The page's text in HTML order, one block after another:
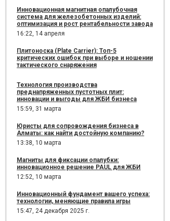
Инновационная магнитная опалубочная
система для железобетонных изделий:
оптимизация и рост рентабельности завода
16:22, 14 апреля
Плитоноска (Plate Carrier): Топ-5
критических ошибок при выборе и ношении
тактического снаряжения
Технология производства
преднапряженных пустотных плит:
инновации и выгоды для ЖБИ бизнеса
15:59, 31 марта
Юристы для сопровождения бизнеса в
Алматы: как найти достойную компанию?
13:38, 10 марта
Магниты для фиксации опалубки:
инновационное решение PAUL для ЖБИ
12:52, 10 марта
Инновационный фундамент вашего успеха:
технологии, меняющие правила игры
15:47, 24 декабря 2025 г.